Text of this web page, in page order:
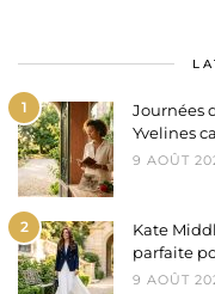
1
Journées
Yvelines
9 AOÛT
2
Kate
parfaite
9 AOÛT